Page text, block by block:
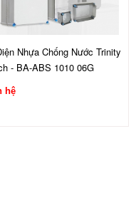
Nhựa Chống Nước Trinity
- BA-ABS 1010 06G
hệ